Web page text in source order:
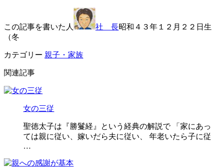
この記事を書いた人 社 長昭和４３年１２月２２日生
（冬
カテゴリー 親子・家族
関連記事
女の三従
聖徳太子は『勝鬘経』という経典の解説で 「家にあっ
ては親に従い、嫁いだら夫に従い、 年老いたら子に従
…